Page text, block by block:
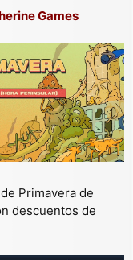
Games
Primavera de
descuentos de